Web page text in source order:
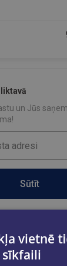
un Jūs
Sūtīt
saņem 10%
vietnē